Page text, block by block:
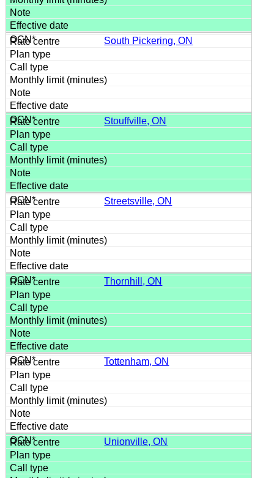
South Pickering, ON
Stouffville, ON
Streetsville, ON
Thornhill, ON
Tottenham, ON
Unionville, ON